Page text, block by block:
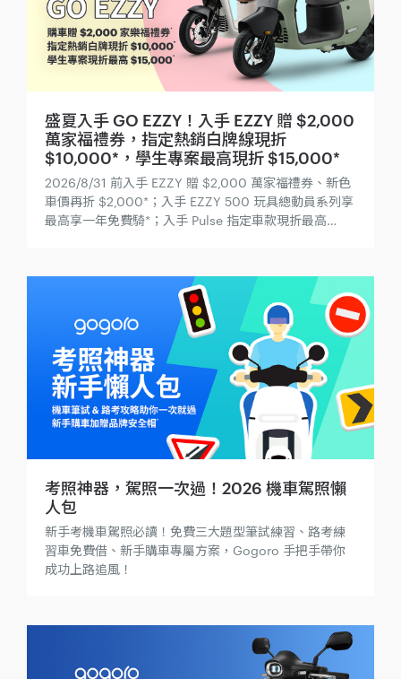
盛夏入手 GO EZZY！入手 EZZY 贈 $2,000
萬家福禮券，指定熱銷白牌線現折
$10,000*，學生專案最高現折 $15,000*
2026/8/31 前入手 EZZY 贈 $2,000 萬家福禮券、新色
車價再折 $2,000*；入手 EZZY 500 玩具總動員系列享
最高享一年免費騎*；入手 Pulse 指定車款現折最高
考照神器，駕照一次過！2026 機車駕照懶
人包
新手考機車駕照必讀！免費三大題型筆試練習、路考練
習車免費借、新手購車專屬方案，Gogoro 手把手帶你
成功上路追風！